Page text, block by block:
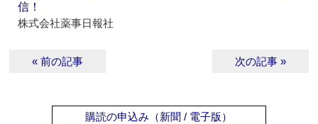
信！
株式会社薬事日報社
« 前の記事 次の記事 »
購読の申込み（新聞 / 電子版）